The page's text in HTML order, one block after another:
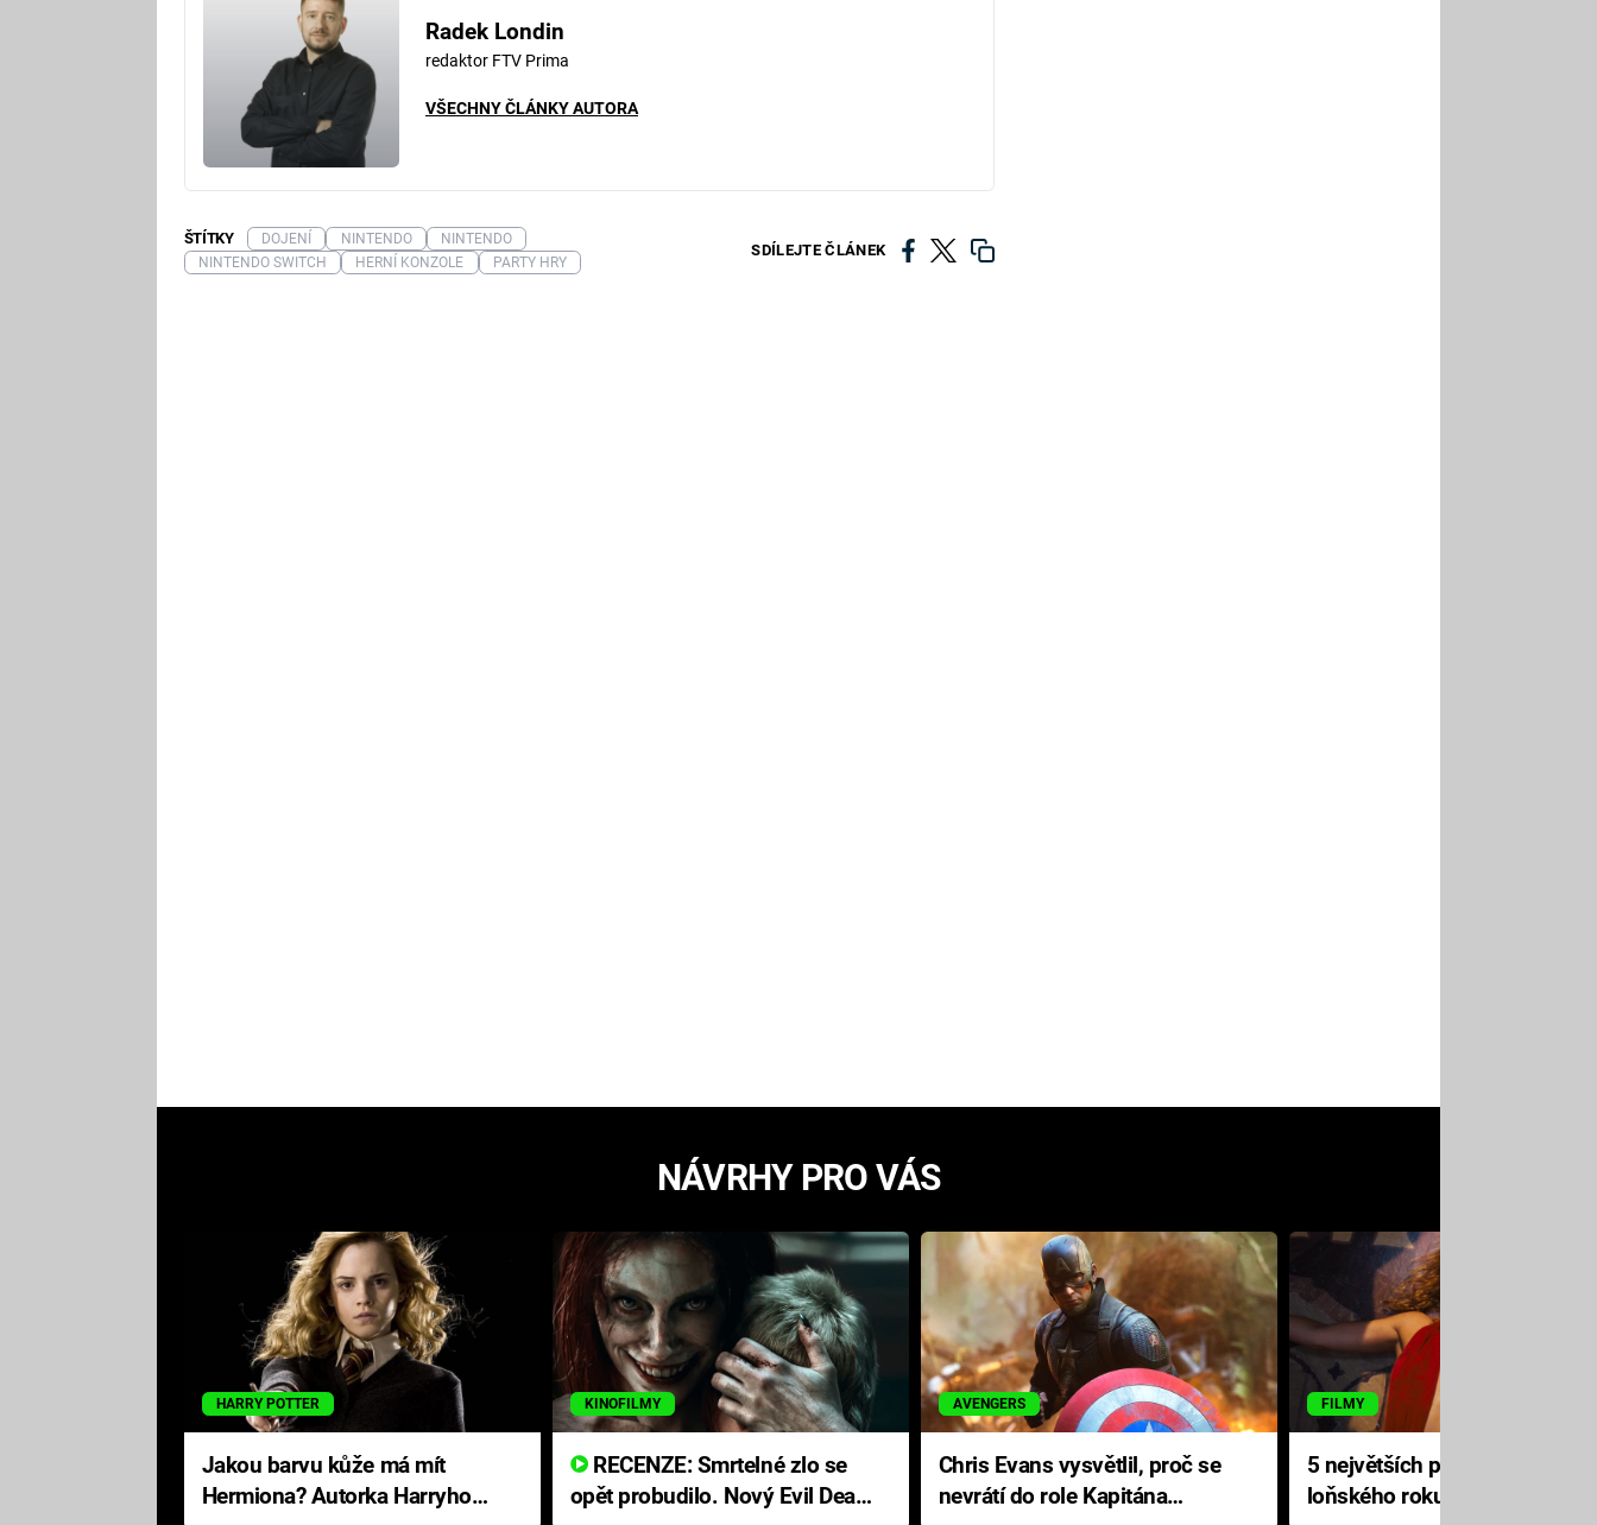
Radek Londin
redaktor FTV Prima
VŠECHNY ČLÁNKY AUTORA
SDÍLEJTE ČLÁNEK
ŠTÍTKY DOJENÍ NINTENDO
NINTENDO
NINTENDO SWITCH
HERNÍ KONZOLE PARTY HRY
NÁVRHY PRO VÁS
HARRY POTTER
Jakou barvu kůže má mít
Hermiona? Autorka Harryho
KINOFILMY
RECENZE: Smrtelné zlo se
opět probudilo. Nový Evil Dead
AVENGERS
Chris Evans vysvětlil, proč se
nevrátí do role Kapitána
FILMY
5 největších propadáků
loňského roku: Disney na